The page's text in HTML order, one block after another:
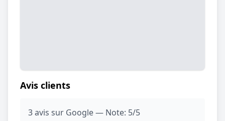
Avis clients
3 avis sur Google — Note: 5/5